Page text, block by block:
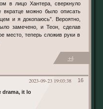
в лицо Хантера, сверкнуло
вкратце можно было описать
и я докопаюсь”. Вероятно,
замечено, и Теон, сделав
место, теперь сложив руки в
+4
16
2023-09-23 19:03:38
it loves me